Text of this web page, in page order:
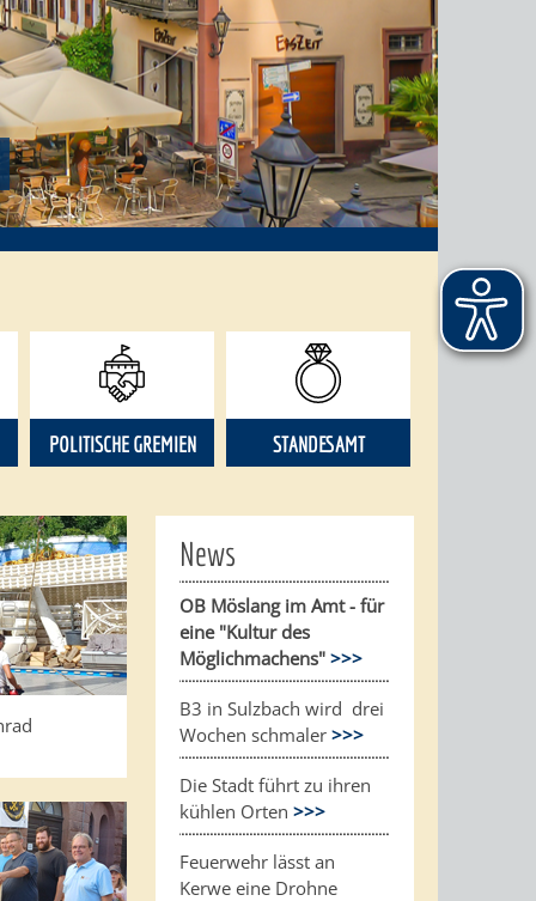
POLITISCHE GREMIEN STANDESAMT
News
OB Möslang im Amt - für
eine "Kultur des
Möglichmachens" >>>
B3 in Sulzbach wird drei
Wochen schmaler >>>
Die Stadt führt zu ihren
kühlen Orten >>>
Feuerwehr lässt an
Kerwe eine Drohne